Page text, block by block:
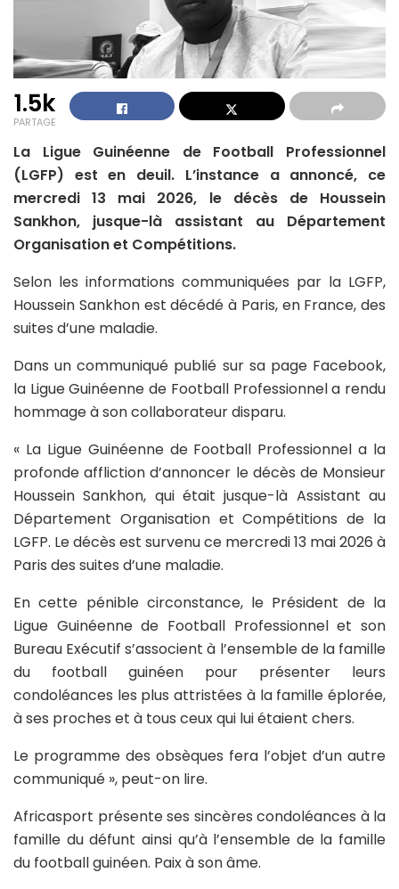
1.5k
PARTAGE
La Ligue Guinéenne de Football Professionnel
(LGFP) est en deuil. L’instance a annoncé, ce
mercredi 13 mai 2026, le décès de Houssein
Sankhon, jusque-là assistant au Département
Organisation et Compétitions.
Selon les informations communiquées par la LGFP,
Houssein Sankhon est décédé à Paris, en France, des
suites d’une maladie.
Dans un communiqué publié sur sa page Facebook,
la Ligue Guinéenne de Football Professionnel a rendu
hommage à son collaborateur disparu.
« La Ligue Guinéenne de Football Professionnel a la
profonde affliction d’annoncer le décès de Monsieur
Houssein Sankhon, qui était jusque-là Assistant au
Département Organisation et Compétitions de la
LGFP. Le décès est survenu ce mercredi 13 mai 2026 à
Paris des suites d’une maladie.
En cette pénible circonstance, le Président de la
Ligue Guinéenne de Football Professionnel et son
Bureau Exécutif s’associent à l’ensemble de la famille
du football guinéen pour présenter leurs
condoléances les plus attristées à la famille éplorée,
à ses proches et à tous ceux qui lui étaient chers.
Le programme des obsèques fera l’objet d’un autre
communiqué », peut-on lire.
Africasport présente ses sincères condoléances à la
famille du défunt ainsi qu’à l’ensemble de la famille
du football guinéen. Paix à son âme.